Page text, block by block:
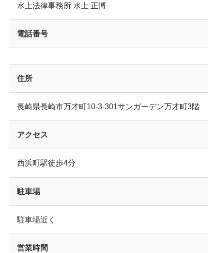
水上法律事務所 水上 正博
電話番号
住所
長崎県長崎市万才町10-3-301サンガーデン万才町3階
アクセス
西浜町駅徒歩4分
駐車場
駐車場近く
営業時間